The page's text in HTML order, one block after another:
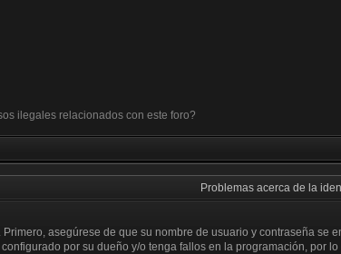
ilegales relacionados con este foro?
Problemas acerca de la
asegúrese de que su nombre de usuario y contraseña
por su dueño y/o tenga fallos en la programación, por